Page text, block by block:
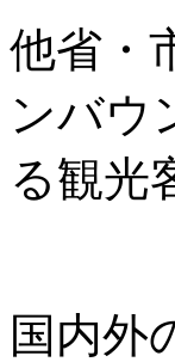
他省・
ンバウ
る観光
国内外